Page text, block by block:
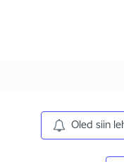
Oled siin